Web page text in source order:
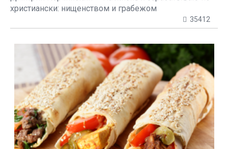
христиански: нищенством и грабежом
35412